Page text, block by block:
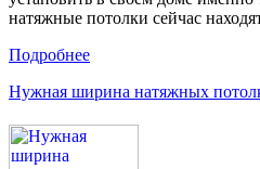
натяжные потолки сейчас
Подробнее
Нужная ширина натяжных